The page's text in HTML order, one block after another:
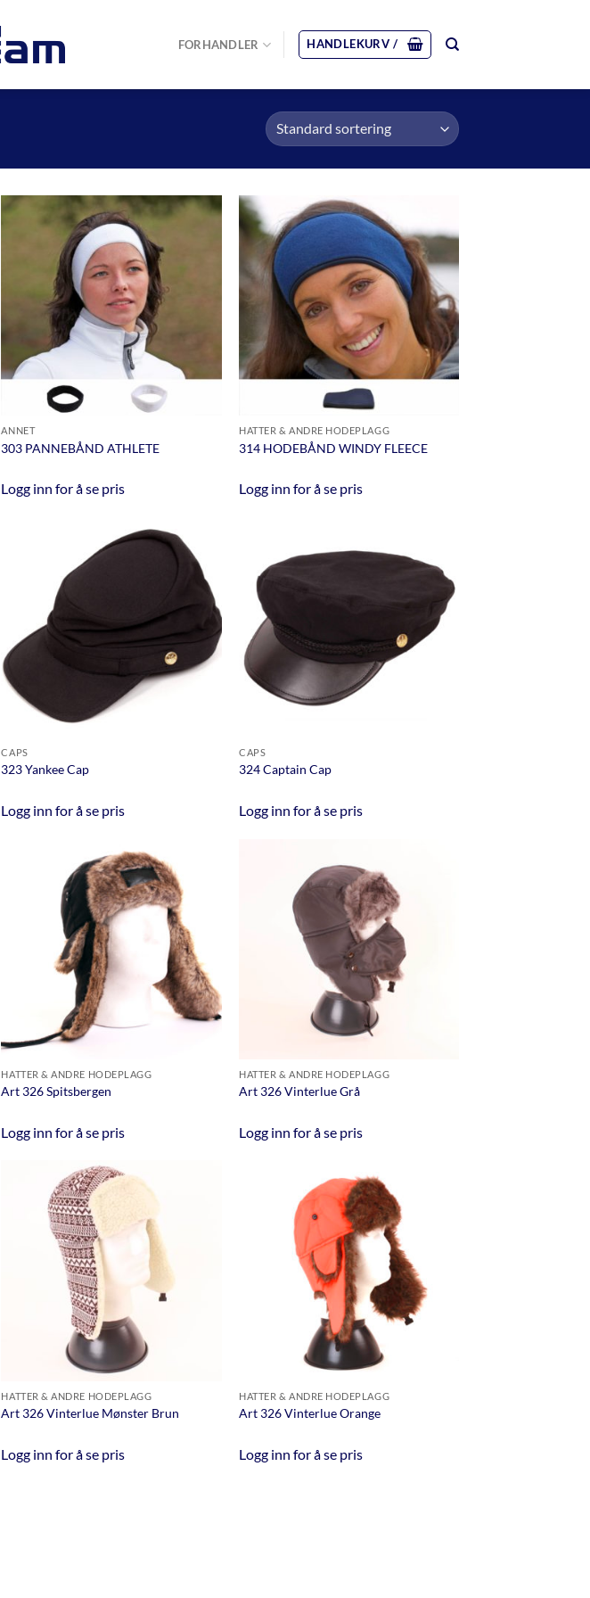
FORHANDLER HANDLEKURV /
ANNET
303 PANNEBÅND ATHLETE
Logg inn for å se pris
HATTER & ANDRE HODEPLAGG
314 HODEBÅND WINDY FLEECE
Logg inn for å se pris
CAPS
323 Yankee Cap
Logg inn for å se pris
CAPS
324 Captain Cap
Logg inn for å se pris
HATTER & ANDRE HODEPLAGG
Art 326 Spitsbergen
Logg inn for å se pris
HATTER & ANDRE HODEPLAGG
Art 326 Vinterlue Grå
Logg inn for å se pris
HATTER & ANDRE HODEPLAGG
Art 326 Vinterlue Mønster Brun
Logg inn for å se pris
HATTER & ANDRE HODEPLAGG
Art 326 Vinterlue Orange
Logg inn for å se pris